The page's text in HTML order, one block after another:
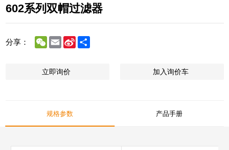
602系列双帽过滤器
分享： WeChat
Email Sina
Weibo
立即询价 加入询价车
规格参数 产品手册